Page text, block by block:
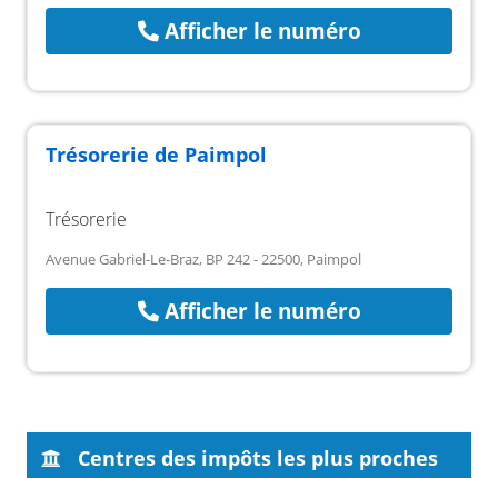
Afficher le numéro
Trésorerie de Paimpol
Trésorerie
Avenue Gabriel-Le-Braz, BP 242 - 22500, Paimpol
Afficher le numéro
Centres des impôts les plus proches